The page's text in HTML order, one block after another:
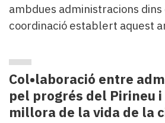
ambdues administracions
coordinació establert aquest
Col•laboració entre
pel progrés del Pirineu
millora de la vida de la